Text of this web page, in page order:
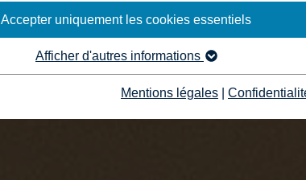
Accepter uniquement les cookies essentiels
Afficher d'autres informations
Mentions légales